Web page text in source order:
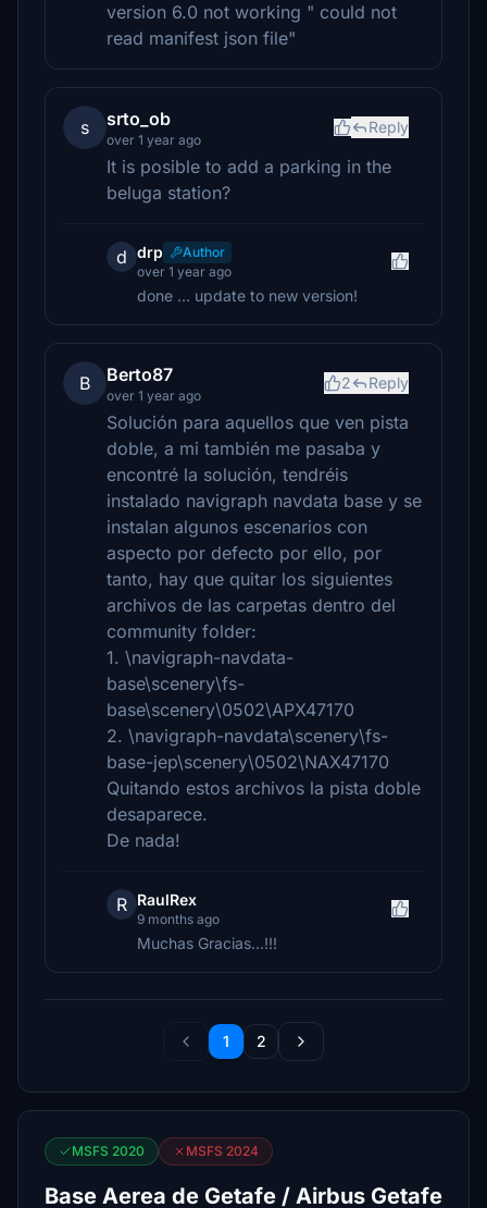
version 6.0 not working " could not
read manifest json file"
s srto_ob
over 1 year ago
Reply
It is posible to add a parking in the
beluga station?
d drp
Author
over 1 year ago
done ... update to new version!
B Berto87
over 1 year ago
2 Reply
Solución para aquellos que ven pista
doble, a mi también me pasaba y
encontré la solución, tendréis
instalado navigraph navdata base y se
instalan algunos escenarios con
aspecto por defecto por ello, por
tanto, hay que quitar los siguientes
archivos de las carpetas dentro del
community folder:
1. \navigraph-navdata-
base\scenery\fs-
base\scenery\0502\APX47170
2. \navigraph-navdata\scenery\fs-
base-jep\scenery\0502\NAX47170
Quitando estos archivos la pista doble
desaparece.
De nada!
R RaulRex
9 months ago
Muchas Gracias...!!!
1 2
MSFS 2020 MSFS 2024
Base Aerea de Getafe / Airbus Getafe